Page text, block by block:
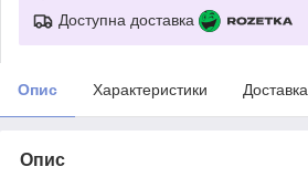
Доступна доставка
Опис Характеристики Доставка
Опис